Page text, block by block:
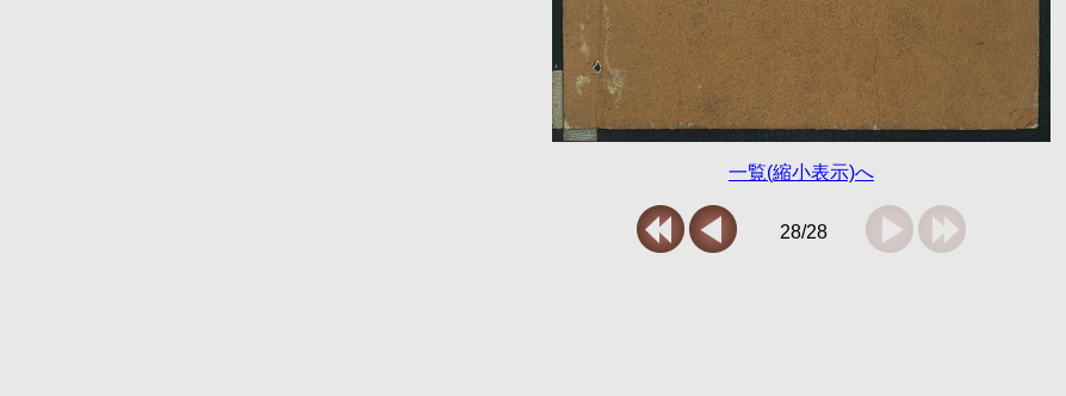
一覧(縮小表示)へ
28/28